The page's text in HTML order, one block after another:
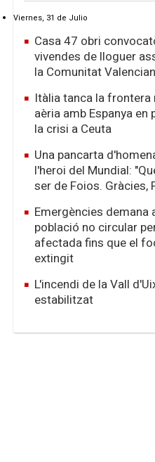
Viernes, 31 de Julio
Casa 47 obri
vivendes de lloguer
la Comunitat
Itàlia tanca la
aèria amb Espanya en
la crisi a Ceuta
Una pancarta
l'heroi del Mundial:
ser de Foios. Gràcies,
Emergències demana
població no circular
afectada fins que el
extingit
L'incendi de la Vall
estabilitzat